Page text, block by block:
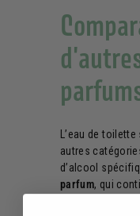
L’eau de
autres
d’alcool
parfum, qui